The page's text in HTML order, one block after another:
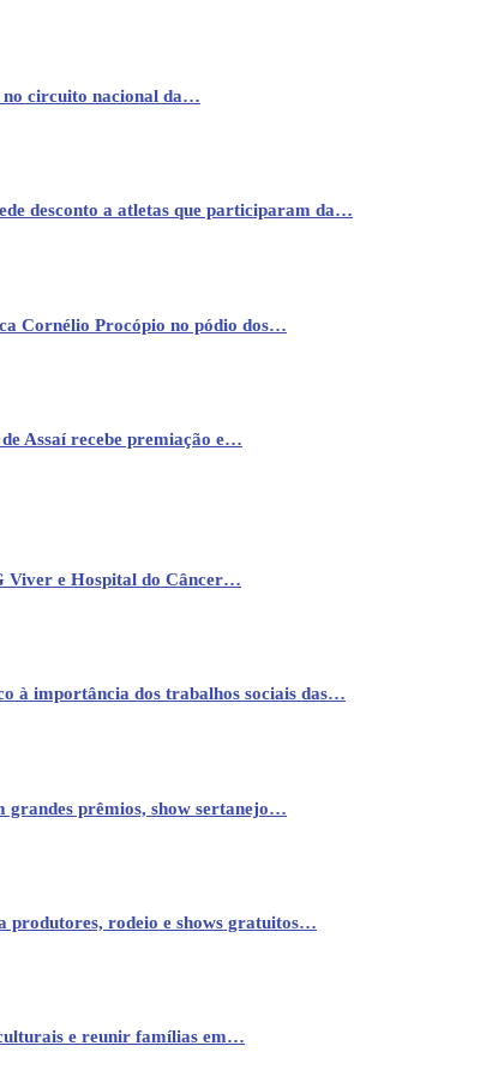
no circuito nacional da…
desconto a atletas que participaram da…
Cornélio Procópio no pódio dos…
Assaí recebe premiação e…
Viver e Hospital do Câncer…
à importância dos trabalhos sociais das…
grandes prêmios, show sertanejo…
produtores, rodeio e shows gratuitos…
e reunir famílias em…